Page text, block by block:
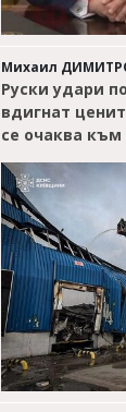
Михаил
Руски удари
вдигнат
се очаква